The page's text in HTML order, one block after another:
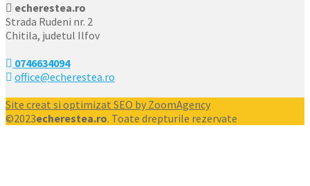
echerestea.ro
Strada Rudeni nr. 2
Chitila, judetul Ilfov
0746634094
office@echerestea.ro
Site creat si optimizat SEO by ZoomAgency
©2023echerestea.ro. Toate drepturile rezervate